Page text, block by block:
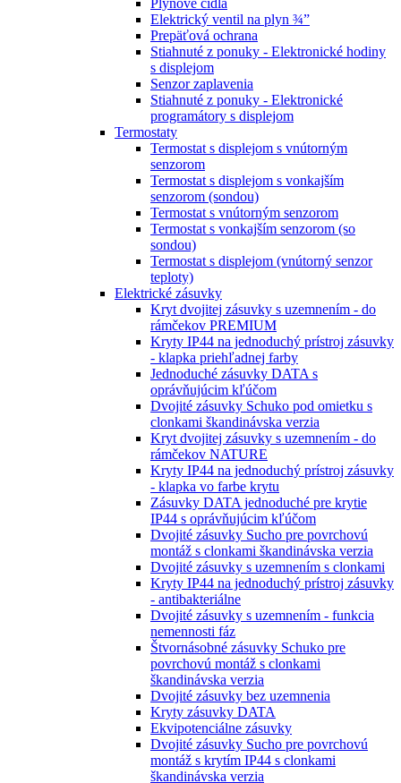
Plynové čidlá
Elektrický ventil na plyn ¾”
Prepäťová ochrana
Stiahnuté z ponuky - Elektronické hodiny
s displejom
Senzor zaplavenia
Stiahnuté z ponuky - Elektronické
programátory s displejom
Termostaty
Termostat s displejom s vnútorným
senzorom
Termostat s displejom s vonkajším
senzorom (sondou)
Termostat s vnútorným senzorom
Termostat s vonkajším senzorom (so
sondou)
Termostat s displejom (vnútorný senzor
teploty)
Elektrické zásuvky
Kryt dvojitej zásuvky s uzemnením - do
rámčekov PREMIUM
Kryty IP44 na jednoduchý prístroj zásuvky
- klapka priehľadnej farby
Jednoduché zásuvky DATA s
oprávňujúcim kľúčom
Dvojité zásuvky Schuko pod omietku s
clonkami škandinávska verzia
Kryt dvojitej zásuvky s uzemnením - do
rámčekov NATURE
Kryty IP44 na jednoduchý prístroj zásuvky
- klapka vo farbe krytu
Zásuvky DATA jednoduché pre krytie
IP44 s oprávňujúcim kľúčom
Dvojité zásuvky Sucho pre povrchovú
montáž s clonkami škandinávska verzia
Dvojité zásuvky s uzemnením s clonkami
Kryty IP44 na jednoduchý prístroj zásuvky
- antibakteriálne
Dvojité zásuvky s uzemnením - funkcia
nemennosti fáz
Štvornásobné zásuvky Schuko pre
povrchovú montáž s clonkami
škandinávska verzia
Dvojité zásuvky bez uzemnenia
Kryty zásuvky DATA
Ekvipotenciálne zásuvky
Dvojité zásuvky Sucho pre povrchovú
montáž s krytím IP44 s clonkami
škandinávska verzia